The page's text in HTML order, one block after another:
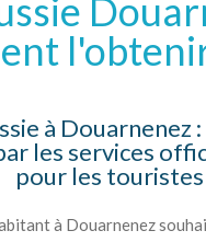
à Douarnenez :
les services
pour les touristes
à Douarnenez